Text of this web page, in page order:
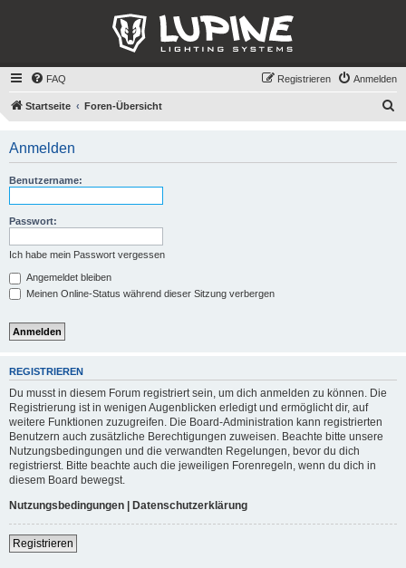
FAQ Anmelden
Registrieren
Startseite Foren-Übersicht
Anmelden
Benutzername:
Passwort:
Ich habe mein Passwort vergessen
Angemeldet bleiben
Meinen Online-Status während dieser Sitzung verbergen
REGISTRIEREN
Du musst in diesem Forum registriert sein, um dich anmelden zu können. Die
Registrierung ist in wenigen Augenblicken erledigt und ermöglicht dir, auf
weitere Funktionen zuzugreifen. Die Board-Administration kann registrierten
Benutzern auch zusätzliche Berechtigungen zuweisen. Beachte bitte unsere
Nutzungsbedingungen und die verwandten Regelungen, bevor du dich
registrierst. Bitte beachte auch die jeweiligen Forenregeln, wenn du dich in
diesem Board bewegst.
Nutzungsbedingungen | Datenschutzerklärung
Registrieren